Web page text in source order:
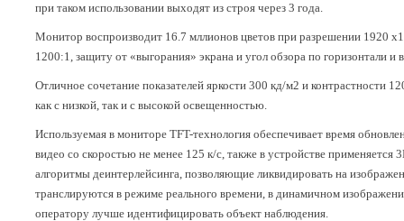
при таком использовании выходят из строя через 3 года.
Монитор воспроизводит 16.7 мллионов цветов при разрешении 1920
1200:1, защиту от «выгорания» экрана и угол обзора по горизонтали и
Отличное сочетание показателей яркости 300 кд/м2 и контрастности
как с низкой, так и с высокой освещенностью.
Используемая в мониторе TFT-технология обеспечивает время
видео со скоростью не менее 125 к/с, также в устройстве применяется
алгоритмы деинтерлейсинга, позволяющие ликвидировать на
транслируются в режиме реального времени, в динамичном
оператору лучше идентифицировать объект наблюдения.